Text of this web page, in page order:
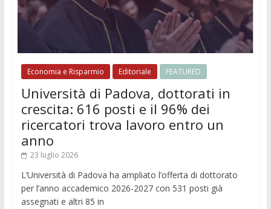
Economia e Risparmio Editoriale FEATURED
Università di Padova, dottorati in
crescita: 616 posti e il 96% dei
ricercatori trova lavoro entro un
anno
23 luglio 2026
L’Università di Padova ha ampliato l’offerta di dottorato
per l’anno accademico 2026-2027 con 531 posti già
assegnati e altri 85 in